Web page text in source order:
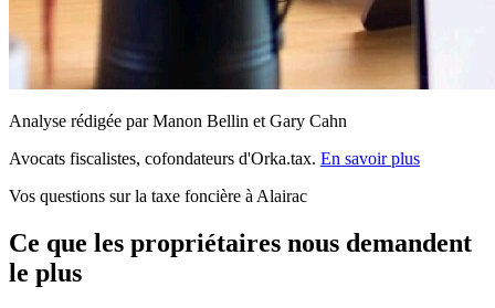
Analyse rédigée par Manon Bellin et Gary Cahn
Avocats fiscalistes, cofondateurs d'Orka.tax. En savoir plus
Vos questions sur la taxe foncière à Alairac
Ce que les propriétaires nous demandent
le plus